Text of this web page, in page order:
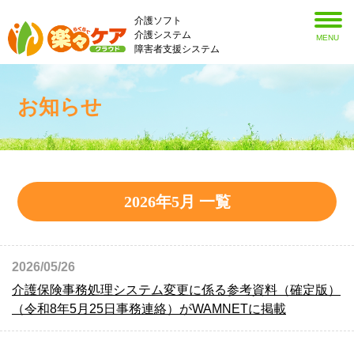
介護ソフト
介護システム
障害者支援システム
MENU
お知らせ
2026年5月 一覧
2026/05/26
介護保険事務処理システム変更に係る参考資料（確定版）
（令和8年5月25日事務連絡）がWAMNETに掲載